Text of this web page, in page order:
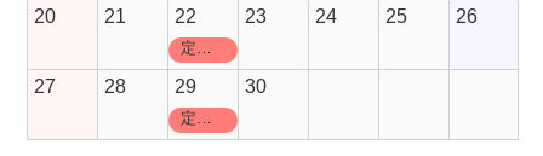
20 21 22 23 24 25 26
27 28 29 30